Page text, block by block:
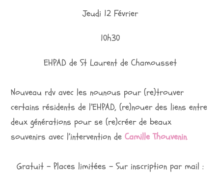
Jeudi 12 Février
10h30
EHPAD de St Laurent de Chamousset
Nouveau rdv avec les nounous pour (re)trouver
certains résidents de l’EHPAD, (re)nouer des liens entre
deux générations pour se (re)créer de beaux
souvenirs avec l’intervention deCamille Thouvenin.
Gratuit – Places limitées – Sur inscription par mail :